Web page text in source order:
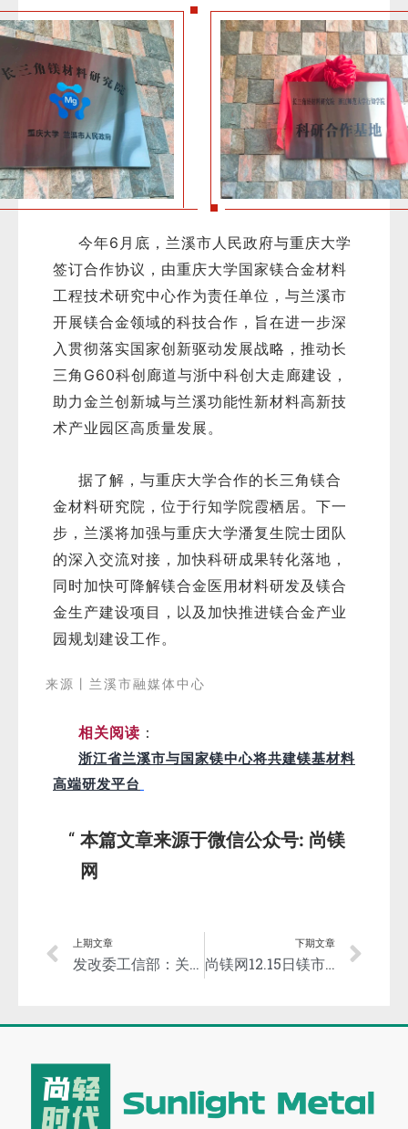
今年6月底，兰溪市人民政府与重庆大学
签订合作协议，由重庆大学国家镁合金材料
工程技术研究中心作为责任单位，与兰溪市
开展镁合金领域的科技合作，旨在进一步深
入贯彻落实国家创新驱动发展战略，推动长
三角G60科创廊道与浙中科创大走廊建设，
助力金兰创新城与兰溪功能性新材料高新技
术产业园区高质量发展。
据了解，与重庆大学合作的长三角镁合
金材料研究院，位于行知学院霞栖居。下一
步，兰溪将加强与重庆大学潘复生院士团队
的深入交流对接，加快科研成果转化落地，
同时加快可降解镁合金医用材料研发及镁合
金生产建设项目，以及加快推进镁合金产业
园规划建设工作。
来源丨兰溪市融媒体中心
相关阅读 ：
浙江省兰溪市与国家镁中心将共建镁基材料
高端研发平台
本篇文章来源于微信公众号: 尚镁
网
上期文章
发改委工信部：关于振作工业经济运行 推动工业高质量发展的实施方案的通知
下期文章
尚镁网12.15日镁市场简评：供需紧平衡，镁市继续上行